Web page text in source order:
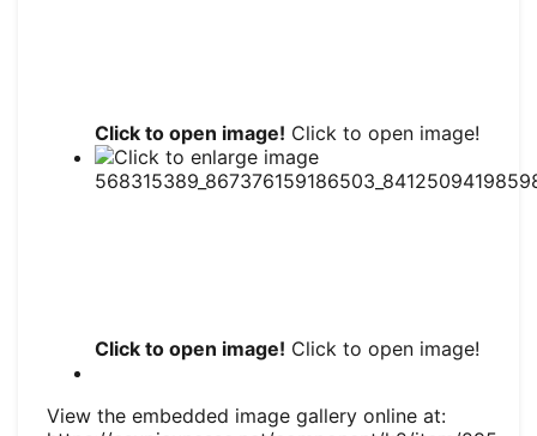
Click to open image! Click to open image!
Click to open image! Click to open image!
View the embedded image gallery online at: